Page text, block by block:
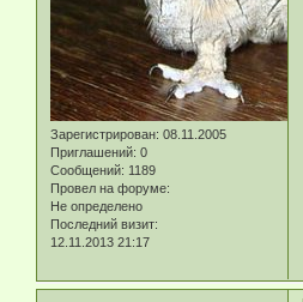
Зарегистрирован: 08.11.2005
Приглашений: 0
Сообщений: 1189
Провел на форуме:
Не определено
Последний визит:
12.11.2013 21:17